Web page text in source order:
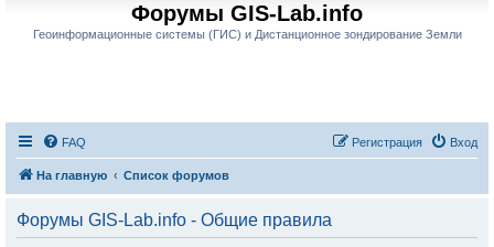
Форумы GIS-Lab.info
Геоинформационные системы (ГИС) и Дистанционное зондирование Земли
FAQ Вход
Регистрация
На главную Список форумов
Форумы GIS-Lab.info - Общие правила